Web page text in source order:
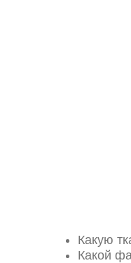
Какую
Какой